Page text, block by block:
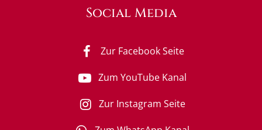
Social Media
Zur Facebook Seite
Zum YouTube Kanal
Zur Instagram Seite